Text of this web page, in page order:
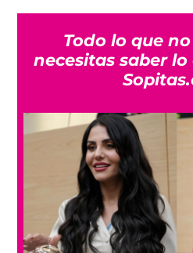
Todo lo que
necesitas saber